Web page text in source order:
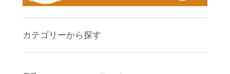
カテゴリーから探す